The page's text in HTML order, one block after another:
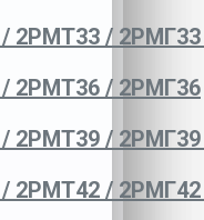
2РМТ33 /
2РМТ36 / 2РМГ36
2РМТ39 /
2РМТ42 /